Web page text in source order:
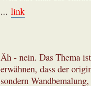
... link
Äh - nein. Das Thema
erwähnen, dass der
sondern